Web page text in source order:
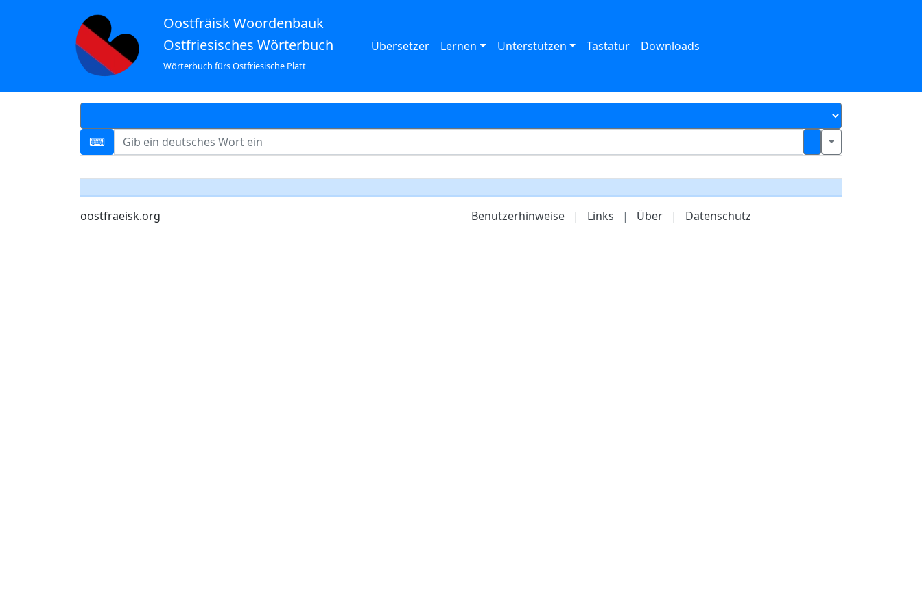
Oostfräisk Woordenbauk
Ostfriesisches Wörterbuch
Wörterbuch fürs Ostfriesische Platt
Übersetzer Lernen Unterstützen Tastatur Downloads
oostfraeisk.org Benutzerhinweise | Links | Über | Datenschutz